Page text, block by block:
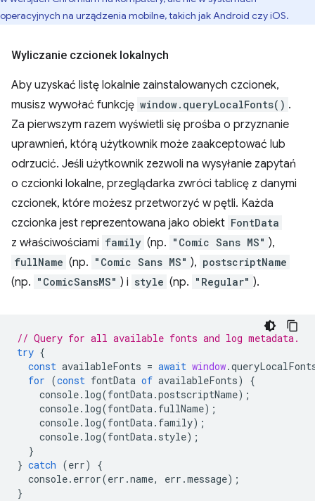
operacyjnych na urządzenia mobilne, takich jak Android czy iOS.
Wyliczanie czcionek lokalnych
Aby uzyskać listę lokalnie zainstalowanych czcionek,
musisz wywołać funkcję window.queryLocalFonts() .
Za pierwszym razem wyświetli się prośba o przyznanie
uprawnień, którą użytkownik może zaakceptować lub
odrzucić. Jeśli użytkownik zezwoli na wysyłanie zapytań
o czcionki lokalne, przeglądarka zwróci tablicę z danymi
czcionek, które możesz przetworzyć w pętli. Każda
czcionka jest reprezentowana jako obiekt FontData
z właściwościami family (np. "Comic Sans MS" ),
fullName (np. "Comic Sans MS" ), postscriptName
(np. "ComicSansMS" ) i style (np. "Regular" ).
// Query for all available fonts and log metadata.
try {
const availableFonts = await window.
for (const fontData of availableFonts)
{
console. log(fontData.postscriptName);
console. log(fontData. fullName);
console. log(fontData. family);
console. log(fontData. style);
}
} catch (err)
{
console. error(err .name, err .message);
}